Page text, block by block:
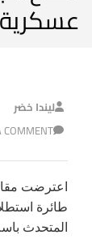
ليندا خضر
COMMENT
اعترضت
طائرة
المتحدث